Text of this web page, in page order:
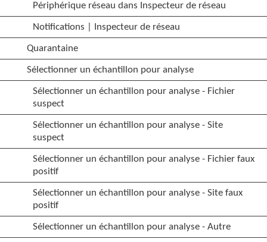
Périphérique réseau dans Inspecteur de réseau
Notifications | Inspecteur de réseau
Quarantaine
Sélectionner un échantillon pour analyse
Sélectionner un échantillon pour analyse - Fichier
suspect
Sélectionner un échantillon pour analyse - Site
suspect
Sélectionner un échantillon pour analyse - Fichier faux
positif
Sélectionner un échantillon pour analyse - Site faux
positif
Sélectionner un échantillon pour analyse - Autre